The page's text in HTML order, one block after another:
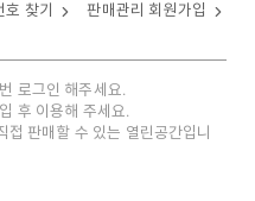
찾기 판매관리 회원가입
로그인 해주세요.
후 이용해 주세요.
판매할 수 있는 열린공간입니